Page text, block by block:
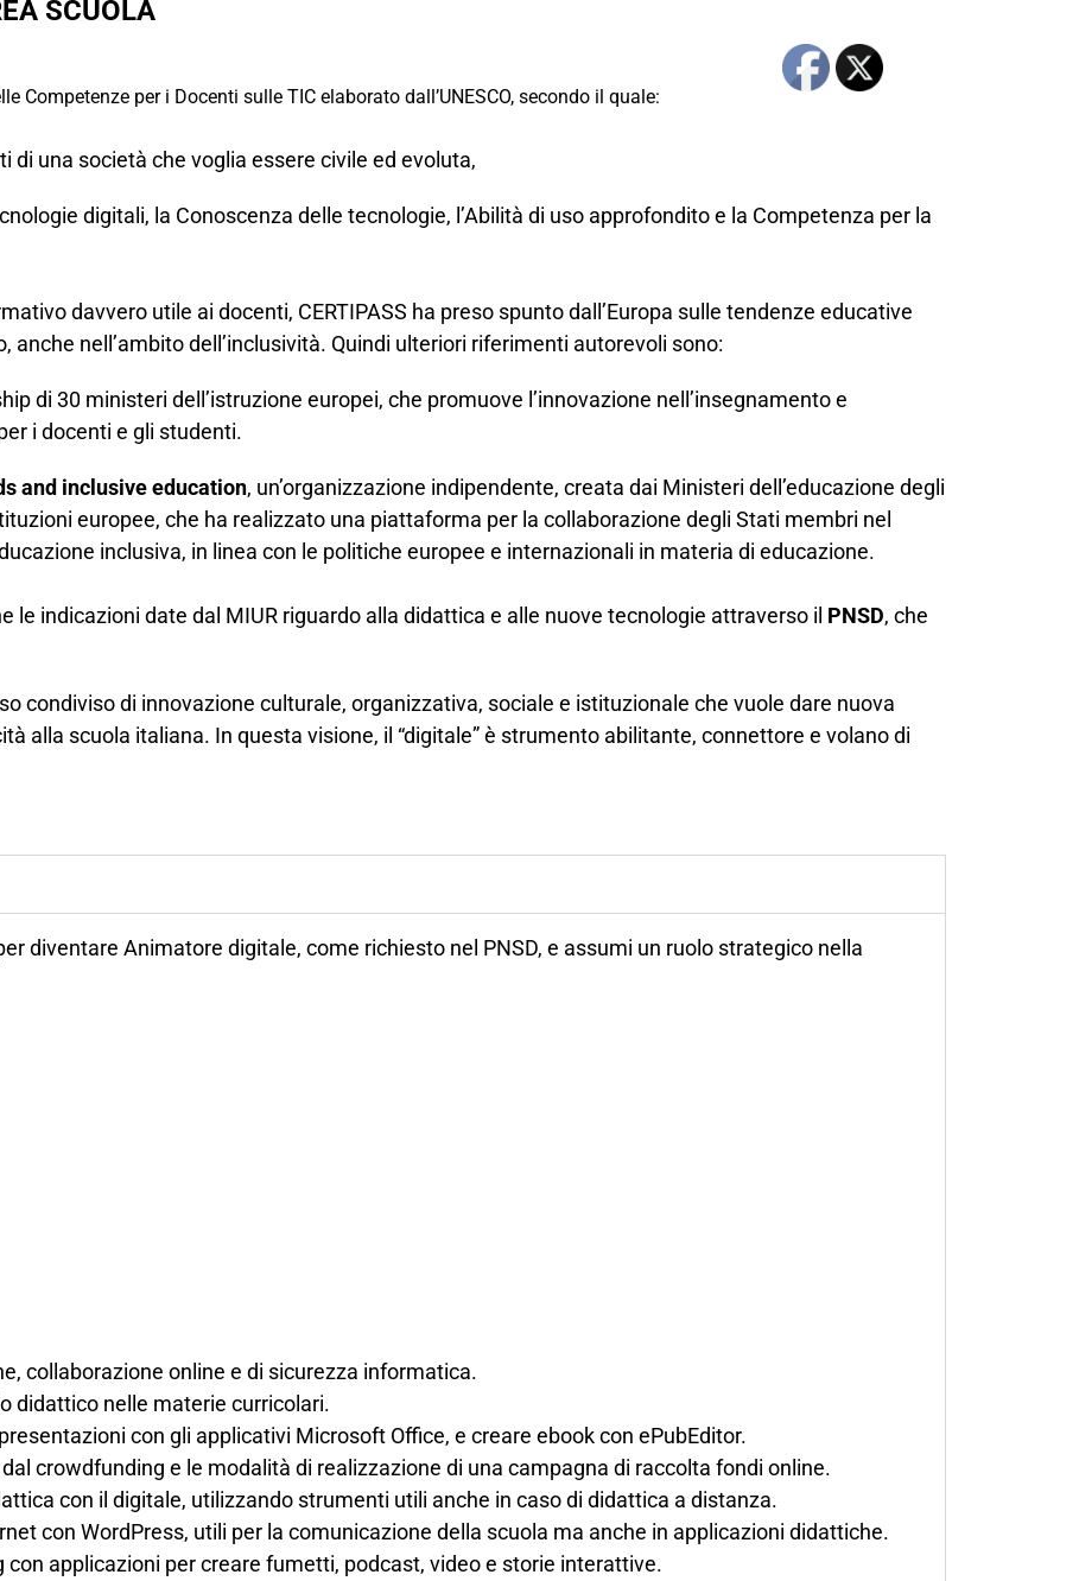
SCUOLA
Competenze per i Docenti sulle TIC elaborato dall’UNESCO, secondo il quale:
di una società che voglia essere civile ed evoluta,
digitali, la Conoscenza delle tecnologie, l’Abilità di uso approfondito e la Competenza per la
davvero utile ai docenti, CERTIPASS ha preso spunto dall’Europa sulle tendenze educative
anche nell’ambito dell’inclusività. Quindi ulteriori riferimenti autorevoli sono:
di 30 ministeri dell’istruzione europei, che promuove l’innovazione nell’insegnamento e
i docenti e gli studenti.
and inclusive education, un’organizzazione indipendente, creata dai Ministeri dell’educazione degli
europee, che ha realizzato una piattaforma per la collaborazione degli Stati membri nel
inclusiva, in linea con le politiche europee e internazionali in materia di educazione.
le indicazioni date dal MIUR riguardo alla didattica e alle nuove tecnologie attraverso il PNSD, che
condiviso di innovazione culturale, organizzativa, sociale e istituzionale che vuole dare nuova
alla scuola italiana. In questa visione, il “digitale” è strumento abilitante, connettore e volano di
diventare Animatore digitale, come richiesto nel PNSD, e assumi un ruolo strategico nella
collaborazione online e di sicurezza informatica.
didattico nelle materie curricolari.
con gli applicativi Microsoft Office, e creare ebook con ePubEditor.
crowdfunding e le modalità di realizzazione di una campagna di raccolta fondi online.
con il digitale, utilizzando strumenti utili anche in caso di didattica a distanza.
con WordPress, utili per la comunicazione della scuola ma anche in applicazioni didattiche.
applicazioni per creare fumetti, podcast, video e storie interattive.